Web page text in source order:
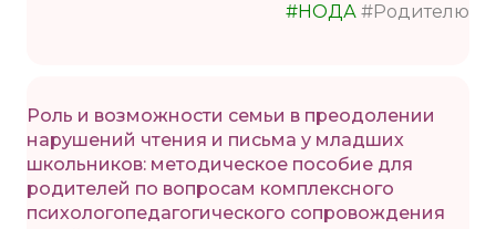
#НОДА #Родителю
Роль и возможности семьи в преодолении
нарушений чтения и письма у младших
школьников: методическое пособие для
родителей по вопросам комплексного
психологопедагогического сопровождения